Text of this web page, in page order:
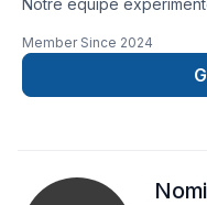
Notre équipe
contactant dès
services de haute
techniques, pour
!Google ⭐️⭐️⭐️⭐️⭐️ (63)
Member Since 2024